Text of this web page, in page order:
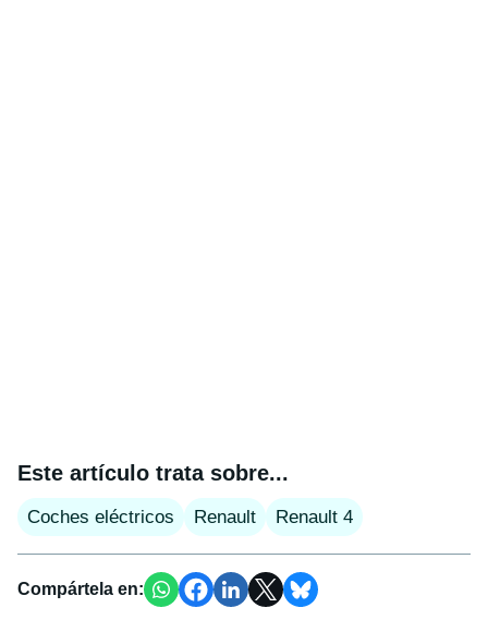
Este artículo trata sobre...
Coches eléctricos Renault Renault 4
Compártela en: